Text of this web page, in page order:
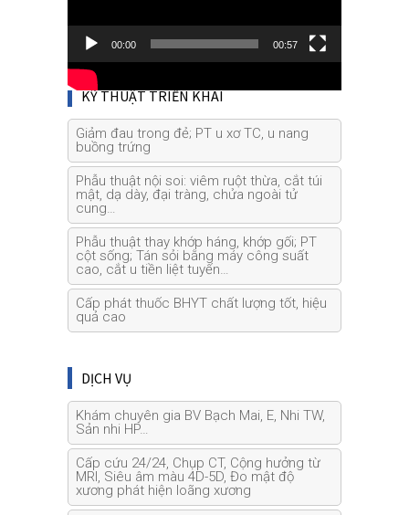
00:00 00:57
KỸ THUẬT TRIỂN KHAI
Giảm đau trong đẻ; PT u xơ TC, u nang
buồng trứng
Phẫu thuật nội soi: viêm ruột thừa, cắt túi
mật, dạ dày, đại tràng, chửa ngoài tử
cung…
Phẫu thuật thay khớp háng, khớp gối; PT
cột sống; Tán sỏi bằng máy công suất
cao, cắt u tiền liệt tuyến…
Cấp phát thuốc BHYT chất lượng tốt, hiệu
quả cao
DỊCH VỤ
Khám chuyên gia BV Bạch Mai, E, Nhi TW,
Sản nhi HP…
Cấp cứu 24/24, Chụp CT, Cộng hưởng từ
MRI, Siêu âm màu 4D-5D, Đo mật độ
xương phát hiện loãng xương